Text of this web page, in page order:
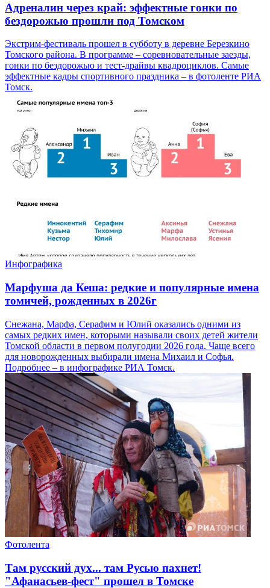
Адреналин через край: эффектные гонки по
бездорожью прошли под Томском
Экстрим-фестиваль прошел в субботу в деревне Березкино
Томского района. В программе – соревновательные заезды,
гонки по бездорожью и тест-драйвы квадроциклов. Самые
эффектные кадры спортивного праздника – в фотоленте РИА
Томск.
Инфографика
Марфуша да Кеша: редкие и популярные имена
томичей, рожденных в 2026г
Снежана, Марфа, Серафим и Юлий оказались одними из
самых редких имен, которыми называли своих детей жители
Томской области в первом полугодии 2026 года. Чаще всего
для новорожденных выбирали имена Михаил и Софья.
Подробнее – в инфографике РИА Томск.
Фотолента
Там русский дух... там Русью пахнет!
"Афанасьев-фест" прошел в Томске